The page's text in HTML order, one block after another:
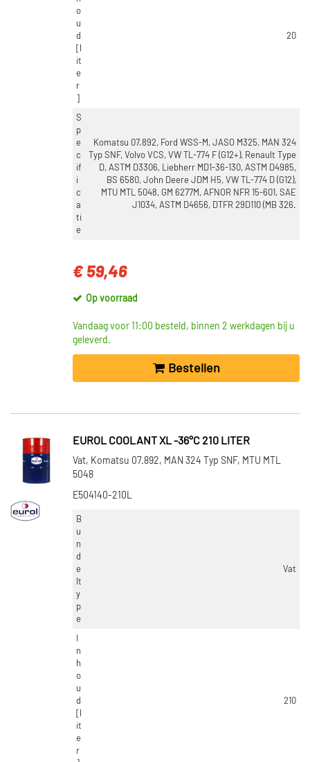
o
u
d
it
e
r
20
S
p
e
c
if
i
c
a
ti
e
Komatsu 07.892, Ford WSS-M, JASO M325, MAN 324
Typ SNF, Volvo VCS, VW TL-774 F (G12+), Renault Type
D, ASTM D3306, Liebherr MD1-36-130, ASTM D4985,
BS 6580, John Deere JDM H5, VW TL-774 D (G12),
MTU MTL 5048, GM 6277M, AFNOR NFR 15-601, SAE
J1034, ASTM D4656, DTFR 29D110 (MB 326.
€ 59,46
Op voorraad
Vandaag voor 11:00 besteld, binnen 2 werkdagen bij u
geleverd.
Bestellen
EUROL COOLANT XL -36°C 210 LITER
Vat, Komatsu 07.892, MAN 324 Typ SNF, MTU MTL
5048
E504140-210L
B
u
n
d
e
lt
y
p
e
Vat
n
h
o
u
d
it
e
r
210